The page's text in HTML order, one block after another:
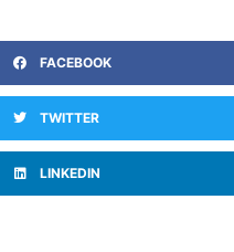
FACEBOOK
TWITTER
LINKEDIN